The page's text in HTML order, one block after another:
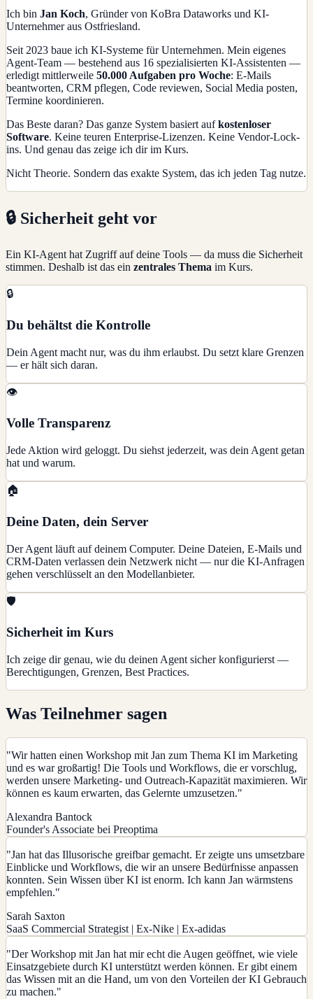
Ich bin Jan Koch, Gründer von KoBra Dataworks und KI-
Unternehmer aus Ostfriesland.
Seit 2023 baue ich KI-Systeme für Unternehmen. Mein eigenes
Agent-Team — bestehend aus 16 spezialisierten KI-Assistenten —
erledigt mittlerweile 50.000 Aufgaben pro Woche: E-Mails
beantworten, CRM pflegen, Code reviewen, Social Media posten,
Termine koordinieren.
Das Beste daran? Das ganze System basiert aufkostenloser
Software. Keine teuren Enterprise-Lizenzen. Keine Vendor-Lock-
ins. Und genau das zeige ich dir im Kurs.
Nicht Theorie. Sondern das exakte System, das ich jeden Tag nutze.
🔒 Sicherheit geht vor
Ein KI-Agent hat Zugriff auf deine Tools — da muss die Sicherheit
stimmen. Deshalb ist das ein zentrales Thema im Kurs.
🔒
Du behältst die Kontrolle
Dein Agent macht nur, was du ihm erlaubst. Du setzt klare Grenzen
— er hält sich daran.
👁️
Volle Transparenz
Jede Aktion wird geloggt. Du siehst jederzeit, was dein Agent getan
hat und warum.
🏠
Deine Daten, dein Server
Der Agent läuft auf deinem Computer. Deine Dateien, E-Mails und
CRM-Daten verlassen dein Netzwerk nicht — nur die KI-Anfragen
gehen verschlüsselt an den Modellanbieter.
🛡️
Sicherheit im Kurs
Ich zeige dir genau, wie du deinen Agent sicher konfigurierst —
Berechtigungen, Grenzen, Best Practices.
Was Teilnehmer sagen
"Wir hatten einen Workshop mit Jan zum Thema KI im Marketing
und es war großartig! Die Tools und Workflows, die er vorschlug,
werden unsere Marketing- und Outreach-Kapazität maximieren. Wir
können es kaum erwarten, das Gelernte umzusetzen."
Alexandra Bantock
Founder's Associate bei Preoptima
"Jan hat das Illusorische greifbar gemacht. Er zeigte uns umsetzbare
Einblicke und Workflows, die wir an unsere Bedürfnisse anpassen
konnten. Sein Wissen über KI ist enorm. Ich kann Jan wärmstens
empfehlen."
Sarah Saxton
SaaS Commercial Strategist | Ex-Nike | Ex-adidas
"Der Workshop mit Jan hat mir echt die Augen geöffnet, wie viele
Einsatzgebiete durch KI unterstützt werden können. Er gibt einem
das Wissen mit an die Hand, um von den Vorteilen der KI Gebrauch
zu machen."